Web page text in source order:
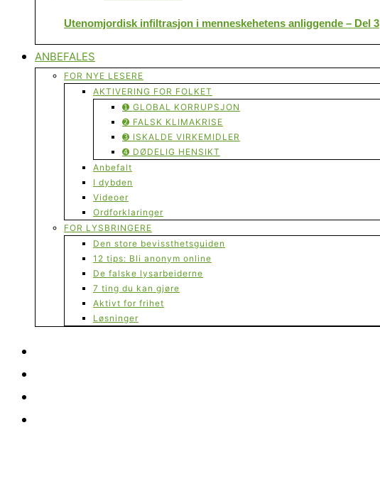
Utenomjordisk infiltrasjon i menneskehetens anliggende – Del 3
ANBEFALES
FOR NYE LESERE
AKTIVERING FOR FOLKET
➊ GLOBAL KORRUPSJON
➋ FALSK KLIMAKRISE
➌ ISKALDE VIRKEMIDLER
➍ DØDELIG HENSIKT
Anbefalt
I dybden
Videoer
Ordforklaringer
FOR LYSBRINGERE
Den store bevissthetsguiden
12 tips: Bli anonym online
De falske lysarbeiderne
7 ting du kan gjøre
Aktivt for frihet
Løsninger